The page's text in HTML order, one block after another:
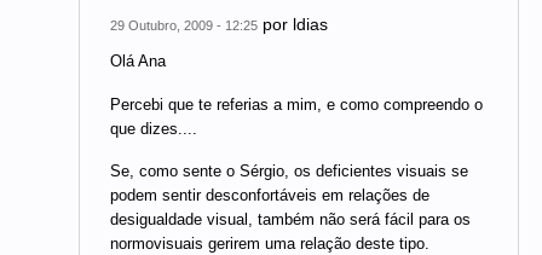
29 Outubro, 2009 - 12:25 por ldias
Olá Ana
Percebi que te referias a mim, e como compreendo o
que dizes....
Se, como sente o Sérgio, os deficientes visuais se
podem sentir desconfortáveis em relações de
desigualdade visual, também não será fácil para os
normovisuais gerirem uma relação deste tipo.